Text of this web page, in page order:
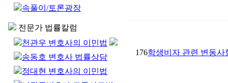
속풀이/토론광장
전문가 법률칼럼
천관우 변호사의 이민법
송동호 변호사 법률상담
정대현 변호사의 이민법
176학생비자 관련 변동사